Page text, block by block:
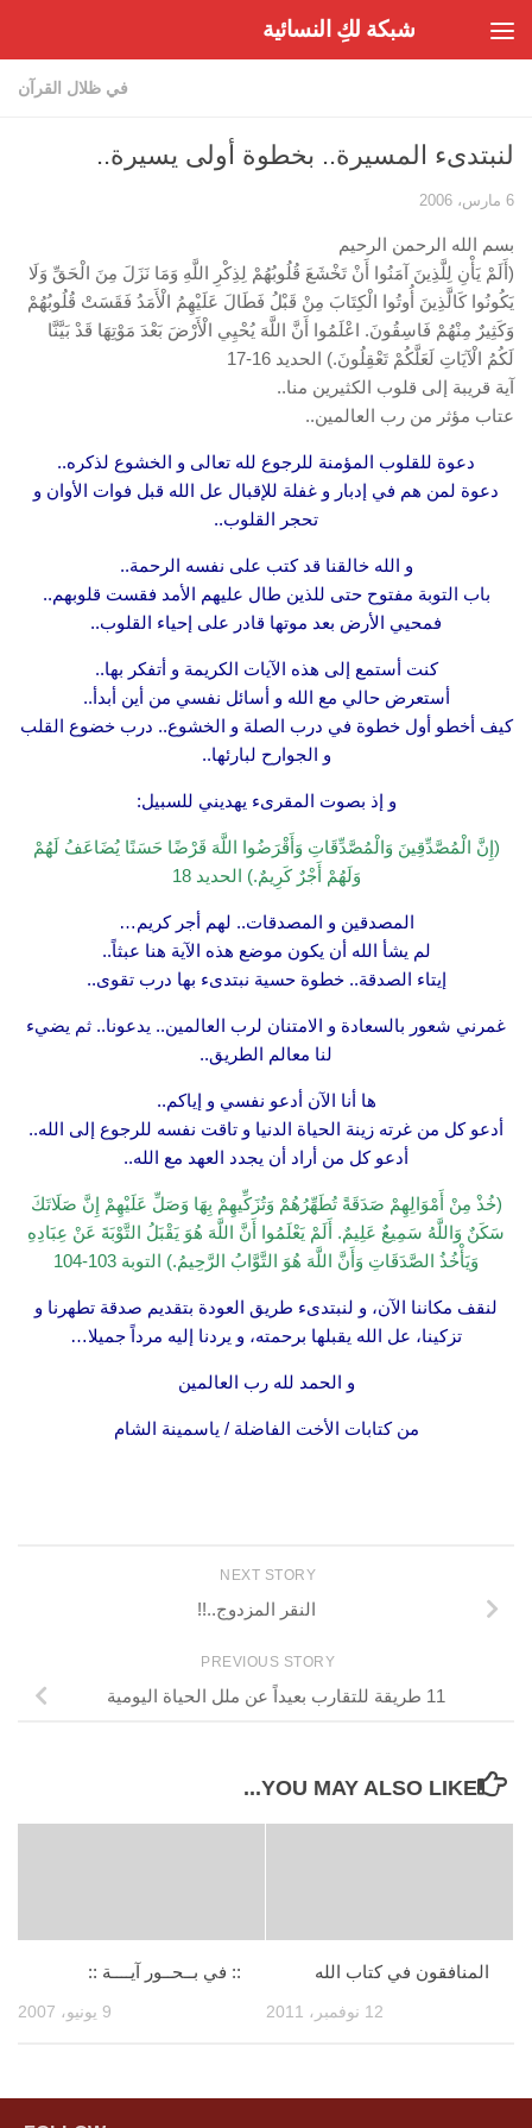
شبكة لكِ النسائية
في ظلال القرآن
لنبتدىء المسيرة.. بخطوة أولى يسيرة..
6 مارس، 2006
بسم الله الرحمن الرحيم
(أَلَمْ يَأْنِ لِلَّذِينَ آمَنُوا أَنْ تَخْشَعَ قُلُوبُهُمْ لِذِكْرِ اللَّهِ وَمَا نَزَلَ مِنَ الْحَقِّ وَلَا
يَكُونُوا كَالَّذِينَ أُوتُوا الْكِتَابَ مِنْ قَبْلُ فَطَالَ عَلَيْهِمُ الْأَمَدُ فَقَسَتْ قُلُوبُهُمْ
وَكَثِيرٌ مِنْهُمْ فَاسِقُونَ. اعْلَمُوا أَنَّ اللَّهَ يُحْيِي الْأَرْضَ بَعْدَ مَوْتِهَا قَدْ بَيَّنَّا
لَكُمُ الْآيَاتِ لَعَلَّكُمْ تَعْقِلُونَ.) الحديد 16-17
آية قريبة إلى قلوب الكثيرين منا..
عتاب مؤثر من رب العالمين..
دعوة للقلوب المؤمنة للرجوع لله تعالى و الخشوع لذكره..
دعوة لمن هم في إدبار و غفلة للإقبال عل الله قبل فوات الأوان و
تحجر القلوب..
و الله خالقنا قد كتب على نفسه الرحمة..
باب التوبة مفتوح حتى للذين طال عليهم الأمد فقست قلوبهم..
فمحيي الأرض بعد موتها قادر على إحياء القلوب..
كنت أستمع إلى هذه الآيات الكريمة و أتفكر بها..
أستعرض حالي مع الله و أسائل نفسي من أين أبدأ..
كيف أخطو أول خطوة في درب الصلة و الخشوع.. درب خضوع القلب
و الجوارح لبارئها..
و إذ بصوت المقرىء يهديني للسبيل:
(إِنَّ الْمُصَّدِّقِينَ وَالْمُصَّدِّقَاتِ وَأَقْرَضُوا اللَّهَ قَرْضًا حَسَنًا يُضَاعَفُ لَهُمْ
وَلَهُمْ أَجْرٌ كَرِيمٌ.) الحديد 18
المصدقين و المصدقات.. لهم أجر كريم…
لم يشأ الله أن يكون موضع هذه الآية هنا عبثاً..
إيتاء الصدقة.. خطوة حسية نبتدىء بها درب تقوى..
غمرني شعور بالسعادة و الامتنان لرب العالمين.. يدعونا.. ثم يضيء
لنا معالم الطريق..
ها أنا الآن أدعو نفسي و إياكم..
أدعو كل من غرته زينة الحياة الدنيا و تاقت نفسه للرجوع إلى الله..
أدعو كل من أراد أن يجدد العهد مع الله..
(خُذْ مِنْ أَمْوَالِهِمْ صَدَقَةً تُطَهِّرُهُمْ وَتُزَكِّيهِمْ بِهَا وَصَلِّ عَلَيْهِمْ إِنَّ صَلَاتَكَ
سَكَنٌ وَاللَّهُ سَمِيعٌ عَلِيمٌ. أَلَمْ يَعْلَمُوا أَنَّ اللَّهَ هُوَ يَقْبَلُ التَّوْبَةَ عَنْ عِبَادِهِ
وَيَأْخُذُ الصَّدَقَاتِ وَأَنَّ اللَّهَ هُوَ التَّوَّابُ الرَّحِيمُ.) التوبة 103-104
لنقف مكاننا الآن، و لنبتدىء طريق العودة بتقديم صدقة تطهرنا و
تزكينا، عل الله يقبلها برحمته، و يردنا إليه مرداً جميلا…
و الحمد لله رب العالمين
من كتابات الأخت الفاضلة / ياسمينة الشام
NEXT STORY
النقر المزدوج..!!
PREVIOUS STORY
11 طريقة للتقارب بعيداً عن ملل الحياة اليومية
YOU MAY ALSO LIKE...
:: في بــحــور آيــــة ::
9 يونيو، 2007
المنافقون في كتاب الله
12 نوفمبر، 2011